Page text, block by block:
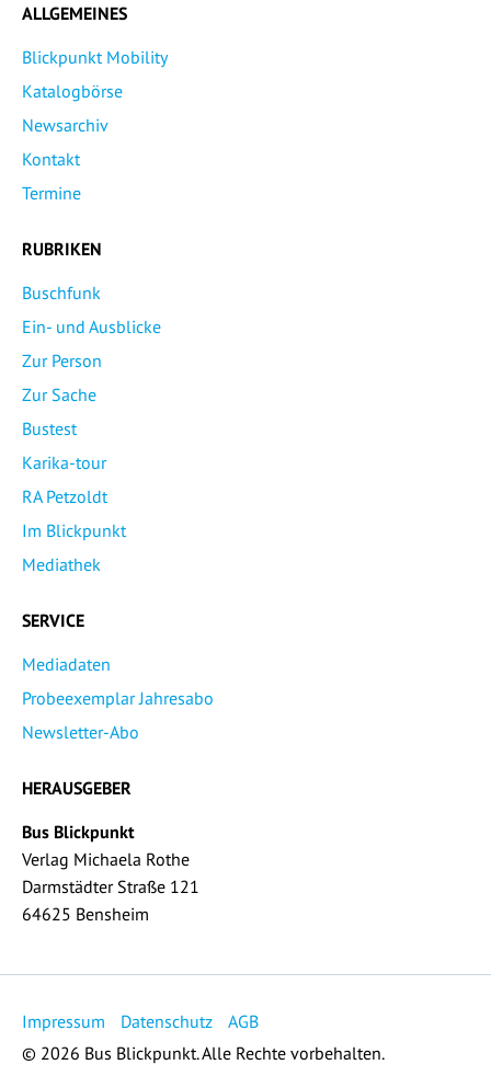
ALLGEMEINES
Blickpunkt Mobility
Katalogbörse
Newsarchiv
Kontakt
Termine
RUBRIKEN
Buschfunk
Ein- und Ausblicke
Zur Person
Zur Sache
Bustest
Karika-tour
RA Petzoldt
Im Blickpunkt
Mediathek
SERVICE
Mediadaten
Probeexemplar Jahresabo
Newsletter-Abo
HERAUSGEBER
Bus Blickpunkt
Verlag Michaela Rothe
Darmstädter Straße 121
64625 Bensheim
Impressum Datenschutz
AGB
© 2026 Bus Blickpunkt. Alle Rechte vorbehalten.